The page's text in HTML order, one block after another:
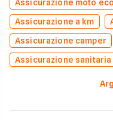
Assicurazione moto
Assicurazione a km
Assicurazione camper
Assicurazione